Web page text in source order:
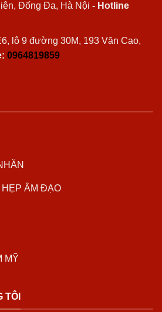
Đống Đa, Hà Nội - Hotline
lô 9 đường 30M, 193 Văn Cao,
0964819859
HẸP ÂM ĐẠO
MỸ
TÔI